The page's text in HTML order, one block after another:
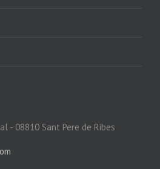
- 08810 Sant Pere de Ribes